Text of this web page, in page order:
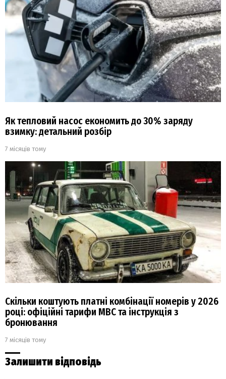
Як тепловий насос економить до 30% заряду
взимку: детальний розбір
7 місяців тому
Скільки коштують платні комбінації номерів у 2026
році: офіційні тарифи МВС та інструкція з
бронювання
7 місяців тому
Залишити відповідь